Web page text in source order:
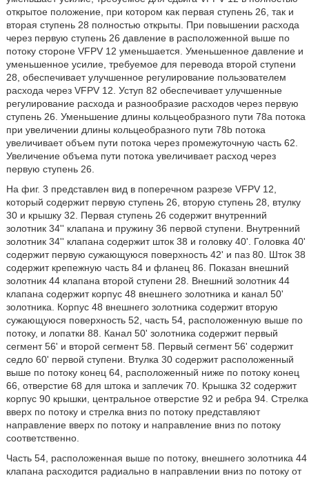
открытое положение, при котором как первая ступень 26, так и
вторая ступень 28 полностью открыты. При повышении расхода
через первую ступень 26 давление в расположенной выше по
потоку стороне VFPV 12 уменьшается. Уменьшенное давление и
уменьшенное усилие, требуемое для перевода второй ступени
28, обеспечивает улучшенное регулирование пользователем
расхода через VFPV 12. Уступ 82 обеспечивает улучшенные
регулирование расхода и разнообразие расходов через первую
ступень 26. Уменьшение длины кольцеобразного пути 78a потока
при увеличении длины кольцеобразного пути 78b потока
увеличивает объем пути потока через промежуточную часть 62.
Увеличение объема пути потока увеличивает расход через
первую ступень 26.
На фиг. 3 представлен вид в поперечном разрезе VFPV 12,
который содержит первую ступень 26, вторую ступень 28, втулку
30 и крышку 32. Первая ступень 26 содержит внутренний
золотник 34'' клапана и пружину 36 первой ступени. Внутренний
золотник 34'' клапана содержит шток 38 и головку 40'. Головка 40'
содержит первую сужающуюся поверхность 42' и паз 80. Шток 38
содержит крепежную часть 84 и фланец 86. Показан внешний
золотник 44 клапана второй ступени 28. Внешний золотник 44
клапана содержит корпус 48 внешнего золотника и канал 50'
золотника. Корпус 48 внешнего золотника содержит вторую
сужающуюся поверхность 52, часть 54, расположенную выше по
потоку, и лопатки 88. Канал 50' золотника содержит первый
сегмент 56' и второй сегмент 58. Первый сегмент 56' содержит
седло 60' первой ступени. Втулка 30 содержит расположенный
выше по потоку конец 64, расположенный ниже по потоку конец
66, отверстие 68 для штока и заплечик 70. Крышка 32 содержит
корпус 90 крышки, центральное отверстие 92 и ребра 94. Стрелка
вверх по потоку и стрелка вниз по потоку представляют
направление вверх по потоку и направление вниз по потоку
соответственно.
Часть 54, расположенная выше по потоку, внешнего золотника 44
клапана расходится радиально в направлении вниз по потоку от